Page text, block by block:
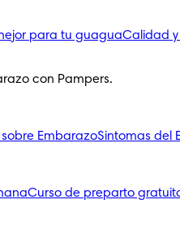
para tu guaguaCalidad
con Pampers.
sobre EmbarazoSintomas del
Curso de preparto